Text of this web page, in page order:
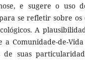
e sugere o uso
se refletir sobre
A
Comunidade-de-
suas